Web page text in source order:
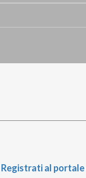
Registrati al portale